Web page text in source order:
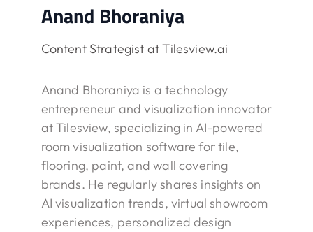
Anand Bhoraniya
Content Strategist at Tilesview.ai
Anand Bhoraniya is a technology
entrepreneur and visualization innovator
at Tilesview, specializing in AI-powered
room visualization software for tile,
flooring, paint, and wall covering
brands. He regularly shares insights on
AI visualization trends, virtual showroom
experiences, personalized design